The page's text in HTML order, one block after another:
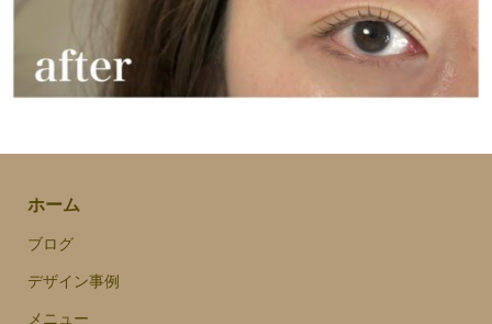
ホーム
ブログ
デザイン事例
メニュー